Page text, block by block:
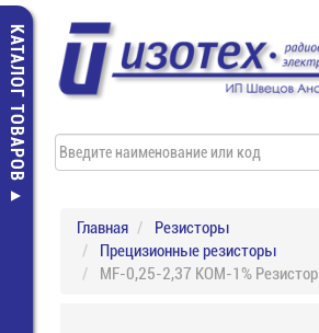
КАТАЛОГ ТОВАРОВ
Главная
Резисторы
Прецизионные резисторы
MF-0,25-2,37 КОМ-1% Резистор